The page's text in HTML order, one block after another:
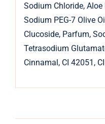
Sodium Chloride,
Sodium PEG-7 Olive
Clucoside, Parfum,
Tetrasodium
Cinnamal, CI 42051,